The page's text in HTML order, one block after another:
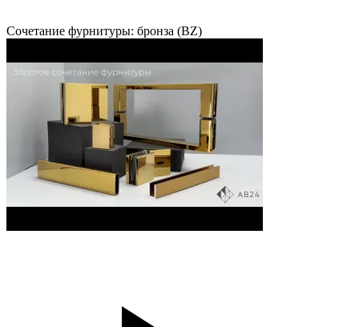
Сочетание фурнитуры: бронза (BZ)